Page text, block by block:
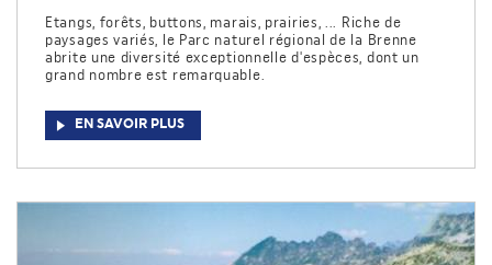
Etangs, forêts, buttons, marais, prairies, ... Riche de
paysages variés, le Parc naturel régional de la Brenne
abrite une diversité exceptionnelle d'espèces, dont un
grand nombre est remarquable.
EN SAVOIR PLUS